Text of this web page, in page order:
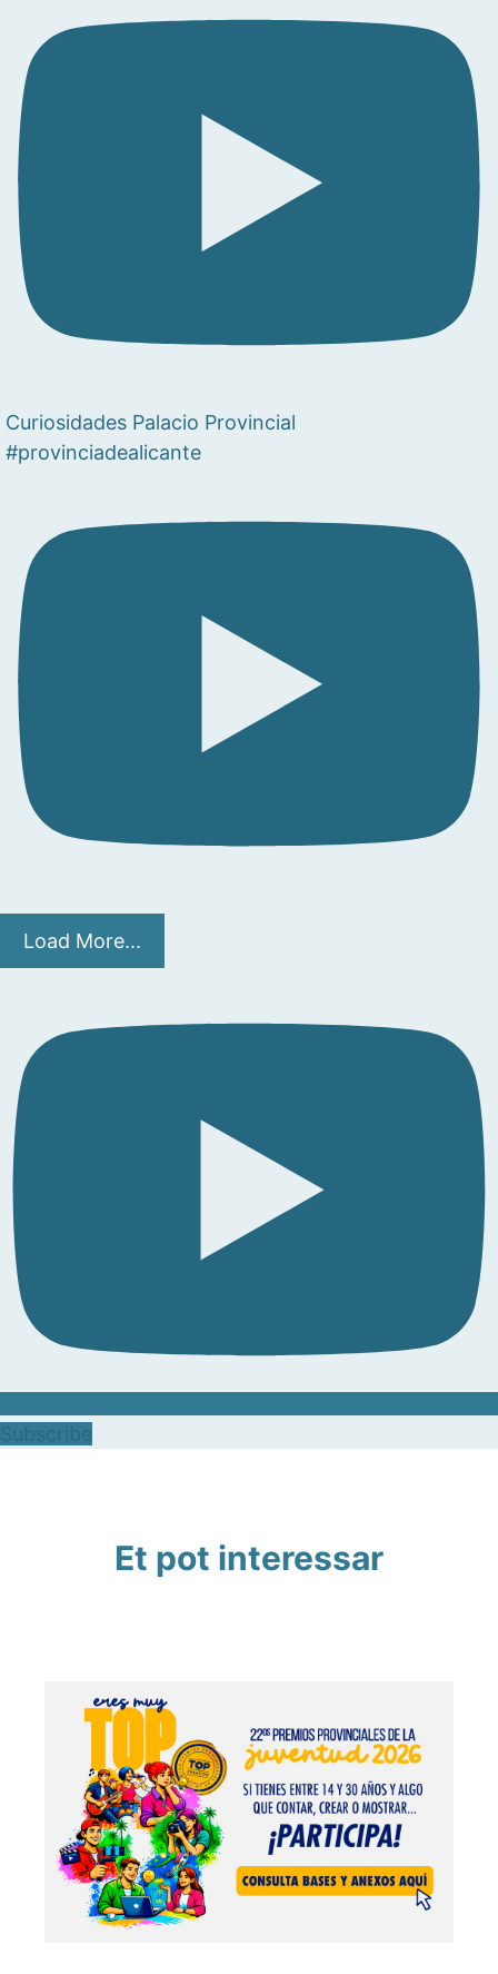
Curiosidades Palacio Provincial
#provinciadealicante
Load More...
Et pot interessar